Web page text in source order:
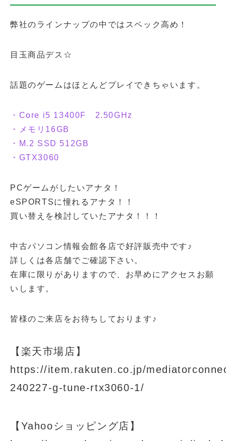
弊社のラインナップの中ではスペック高め！
目玉商品デス☆
話題のゲームはほとんどプレイできちゃいます。
・Core i5 13400F 2.50GHz
・メモリ16GB
・M.2 SSD 512GB
・GTX3060
PCゲームがしたいアナタ！
eSPORTSに憧れるアナタ！！
買い替えを検討していたアナタ！！！
中古パソコン情報会館各店で好評販売中です♪
詳しくは各店舗でご確認下さい。
在庫に限りがありますので、お早めにアクセスお願
いします。
皆様のご来店をお待ちしております♪
【楽天市場店】
https://item.rakuten.co.jp/
240227-g-tune-rtx3060-1/
【Yahooショッピング店】